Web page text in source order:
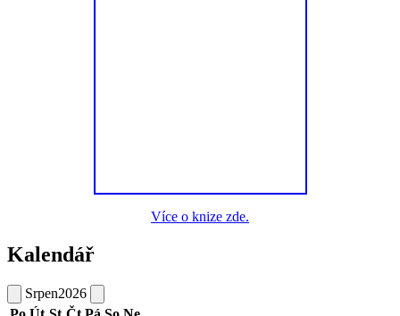
Více o knize zde.
Kalendář
Srpen2026